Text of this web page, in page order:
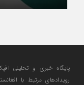
پایگاه خبری و تحلیلی
رویدادهای مرتبط با